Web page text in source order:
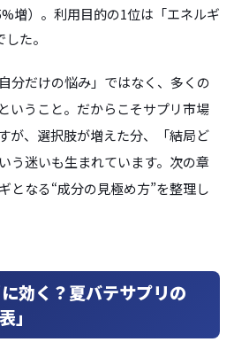
増）。利用目的の1位は「エネルギ
た。
分だけの悩み」ではなく、多くの
いうこと。だからこそサプリ市場
が、選択肢が増えた分、「結局ど
う迷いも生まれています。次の章
となる“成分の見極め方”を整理し
効く？夏バテサプリの
」